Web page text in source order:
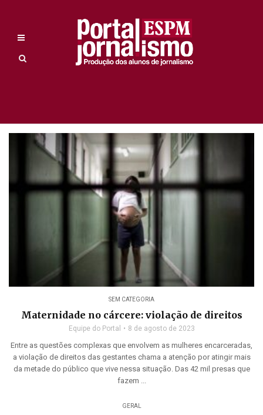
SEM CATEGORIA
Maternidade no cárcere: violação de direitos
Equipe do Portal 8 de agosto de 2023
Entre as questões complexas que envolvem as mulheres encarceradas,
a violação de direitos das gestantes chama a atenção por atingir mais
da metade do público que vive nessa situação. Das 42 mil presas que
fazem ...
GERAL